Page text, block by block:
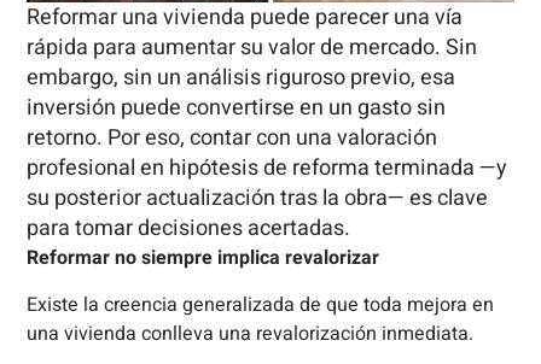
Reformar una vivienda puede parecer una vía
rápida para aumentar su valor de mercado. Sin
embargo, sin un análisis riguroso previo, esa
inversión puede convertirse en un gasto sin
retorno. Por eso, contar con una valoración
profesional en hipótesis de reforma terminada —y
su posterior actualización tras la obra— es clave
para tomar decisiones acertadas.
Reformar no siempre implica revalorizar
Existe la creencia generalizada de que toda mejora en
una vivienda conlleva una revalorización inmediata.